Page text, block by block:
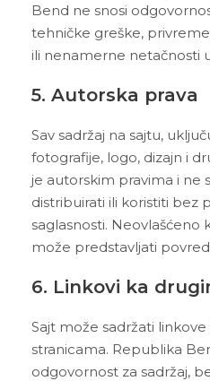
Bend ne snosi
tehničke greške,
ili nenamerne netačnosti
5. Autorska prava
Sav sadržaj na sajtu,
fotografije, logo, dizajn i
je autorskim pravima i ne
distribuirati ili koristiti bez
saglasnosti. Neovlašćeno
može predstavljati
6. Linkovi ka
Sajt može sadržati
stranicama. Republika
odgovornost za sadržaj,